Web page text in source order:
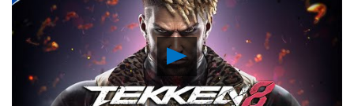
Lancer
la
vidéo